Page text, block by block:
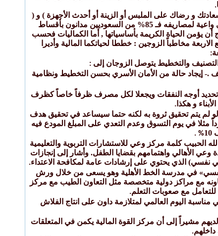
.
و رضاك على الملبس أو الزينة أو أحدث الأجهزة ) و (
إذا أردت العيش بسعادة فانظري إلى وضع زوجك المادي الفعلي ومدخلاته المالية ومخرجاته) و ( كوني واعية لمصاريفه فـ 85% من السعوديين مدانون بأقساط
الحياة الكريمة بأساسياتها , أما الكماليات فحسب
مخاطباً الزوجين : خططا لحياتكما المالية وأديرا
:
:
.- إيجاد حالة من الأمان الأسري بحسن التخطيط ونظامية
أن يودعا دخلهما في ظروف ورقية واهتم بظرف الـ10% ليتمكنا من تحديد أوجه النفقات ويجعلا لكل مصرف ظرفاً خاصاً كظرف
و هكذا .
للمستقبل البعيد حتى لو لم يتم تحقيق ثروة به لكنه حتما سيساعد في تحقيق هدف
في يوم التسوق وعدم التعدي على المبلغ المودع فيه
% .
الحبيب كلمة مركز وعي للاستشارات التربوية والتعليمية
وعي الأهالي واهتمامهم بقضايا الطفل. وأشار إلى إنجازات
نفسي) الذي يحتوي على إرشادات عامة لمكافحة الاعتداء.
على برنامج «أنا أحمي نفسي» في مدرسة الخط الأهلية وهو يسعى من خلال ورش
مع مراكز دولية متخصصة مثل التعاون الطيب مع مركز
مع صعوبات التعلم.
اليوم العالمي لمتلازمة داون على انتاج الفلاش
مشيراً إلى أن مركز القوة المالية يكمن في المتعلقات
.